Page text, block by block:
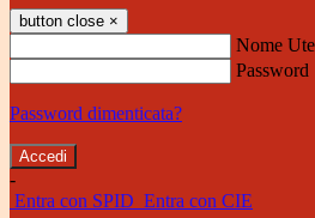
button close ×
Nome
Password
Password dimenticata?
-
Entra con SPID Entra con CIE